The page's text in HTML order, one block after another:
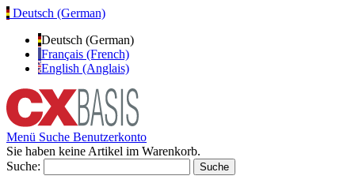
Deutsch (German)
Deutsch (German)
Français (French)
English (Anglais)
Menü Suche Benutzerkonto
Sie haben keine Artikel im Warenkorb.
Suche:
Suche